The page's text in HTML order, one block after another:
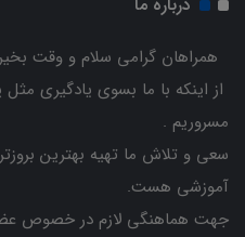
همراهان گرامی سلام و وقت
از اینکه با ما بسوی یادگیری
مسروریم .
سعی و تلاش ما تهیه بهترین
آموزشی هست.
جهت هماهنگی لازم در خصوص